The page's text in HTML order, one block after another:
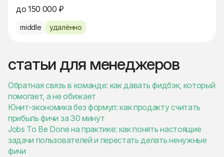
до 150 000 ₽
middle удалённо
статьи для менеджеров
Обратная связь в команде: как давать фидбэк, который
помогает, а не обижает
Юнит-экономика без формул: как продакту считать
прибыль фичи за 30 минут
Jobs To Be Done на практике: как понять настоящие
задачи пользователей и перестать делать ненужные
фичи